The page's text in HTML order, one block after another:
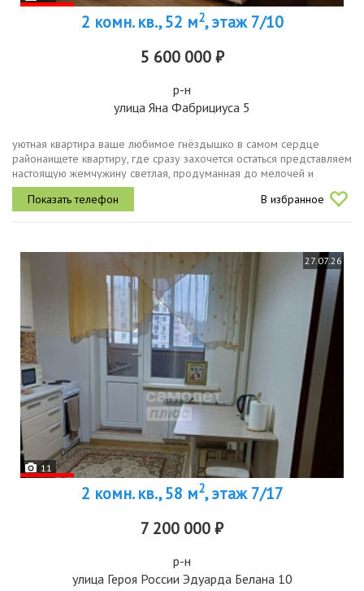
2 комн. кв., 52 м2, этаж 7/10
5 600 000 ₽
р-н
улица Яна Фабрициуса 5
уютная квартира ваше любимое гнёздышко в самом сердце
районаищете квартиру, где сразу захочется остаться представляем
настоящую жемчужину светлая, продуманная до мелочей и
невероятно уютная. здесь уже создан комфорт вам остаётся
только переехать и...
В избранное
27.07.26
11
2 комн. кв., 58 м2, этаж 7/17
7 200 000 ₽
р-н
улица Героя России Эдуарда Белана 10